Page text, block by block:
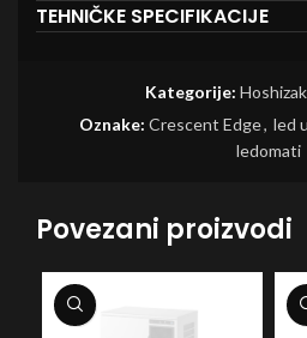
TEHNIČKE SPECIFIKACIJE
Kategorije:
Oznake: Crescent Edge, led
ledomati
Povezani proizvodi